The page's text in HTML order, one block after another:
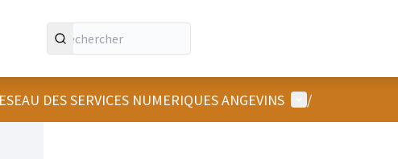
DES SERVICES NUMERIQUES ANGEVINS Menu utilisateur
/